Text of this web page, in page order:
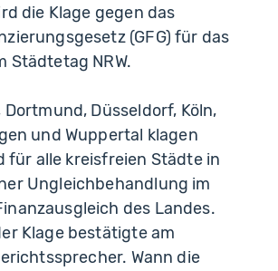
die Klage gegen das
(GFG) für das
Städtetag NRW.
Düsseldorf, Köln,
und Wuppertal klagen
für alle kreisfreien Städte in
Ungleichbehandlung im
des Landes.
Klage bestätigte am
Wann die